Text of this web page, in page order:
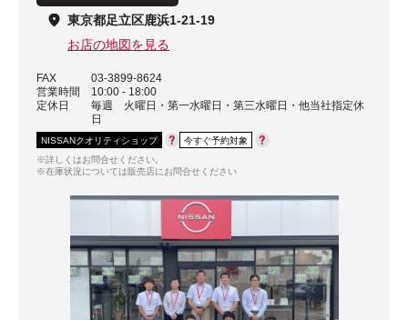
東京都足立区鹿浜1-21-19
お店の地図を見る
FAX
03-3899-8624
営業時間
10:00 - 18:00
定休日
毎週 火曜日・第一水曜日・第三水曜日・他当社指定休
日
NISSANクオリティショップ
今すぐ予約対象
※詳しくはお問合せください。
※在庫状況については販売店にお問合せください